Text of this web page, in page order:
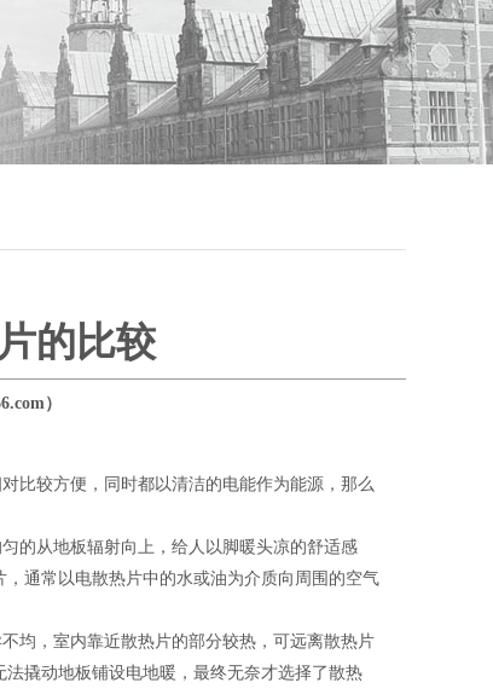
的比较
）
比较方便，同时都以清洁的电能作为能源，那么
的从地板辐射向上，给人以脚暖头凉的舒适感
通常以电散热片中的水或油为介质向周围的空气
均，室内靠近散热片的部分较热，可远离散热片
撬动地板铺设电地暖，最终无奈才选择了散热